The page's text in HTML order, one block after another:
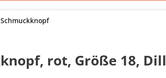
Schmuckknopf
rot, Größe 18, Dill